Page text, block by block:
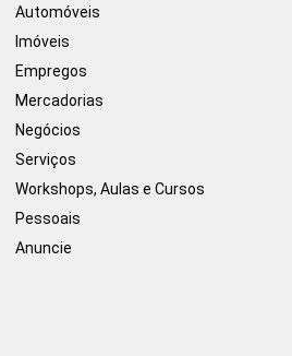
Automóveis
Imóveis
Empregos
Mercadorias
Negócios
Serviços
Workshops, Aulas e Cursos
Pessoais
Anuncie